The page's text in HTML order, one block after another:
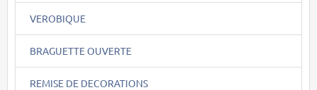
VEROBIQUE
BRAGUETTE OUVERTE
REMISE DE DECORATIONS